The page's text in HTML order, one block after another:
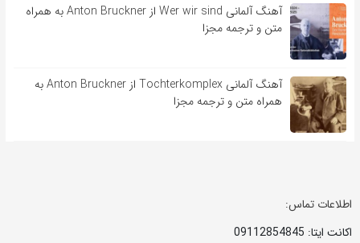
آهنگ آلمانی Wer wir sind از Anton Bruckner به همراه
متن و ترجمه مجزا
آهنگ آلمانی Tochterkomplex از Anton Bruckner به
همراه متن و ترجمه مجزا
اطلاعات تماس:
اکانت ایتا: 09112854845